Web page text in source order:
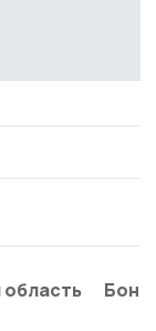
область